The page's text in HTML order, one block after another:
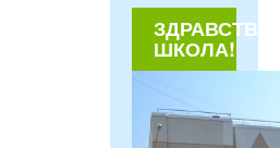
ШКОЛА!